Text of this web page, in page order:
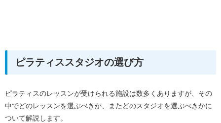
ピラティススタジオの選び方
ピラティスのレッスンが受けられる施設は数多くありますが、その
中でどのレッスンを選ぶべきか、またどのスタジオを選ぶべきかに
ついて解説します。